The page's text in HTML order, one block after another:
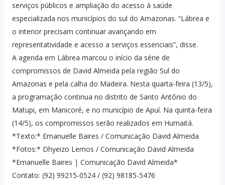
serviços públicos e ampliação do acesso à saúde
especializada nos municípios do sul do Amazonas. “Lábrea e
o interior precisam continuar avançando em
representatividade e acesso a serviços essenciais”, disse.
A agenda em Lábrea marcou o início da série de
compromissos de David Almeida pela região Sul do
Amazonas e pela calha do Madeira. Nesta quarta-feira (13/5),
a programação continua no distrito de Santo Antônio do
Matupi, em Manicoré, e no município de Apuí. Na quinta-feira
(14/5), os compromissos serão realizados em Humaitá.
*Texto:* Emanuelle Baires / Comunicação David Almeida
*Fotos:* Dhyeizo Lemos / Comunicação David Almeida
*Emanuelle Baires | Comunicação David Almeida*
Contato: (92) 99215-0524 / (92) 98185-5476